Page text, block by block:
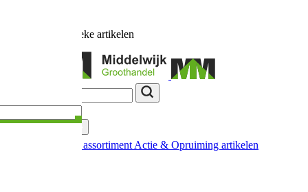
unieke artikelen
Nieuw in ons assortiment Actie & Opruiming artikelen